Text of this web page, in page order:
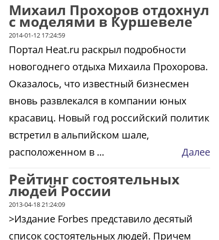
Михаил Прохоров отдохнул
с моделями в Куршевеле
2014-01-12 17:24:59
Портал Heat.ru раскрыл подробности
новогоднего отдыха Михаила Прохорова.
Оказалось, что известный бизнесмен
вновь развлекался в компании юных
красавиц. Новый год российский политик
встретил в альпийском шале,
расположенном в ...
Далее
Рейтинг состоятельных
людей России
2013-04-18 21:24:09
>Издание Forbes представило десятый
список состоятельных людей. Причем